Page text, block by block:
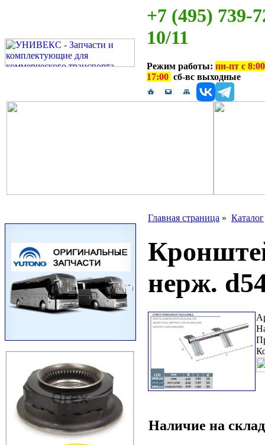
+7 (495) 739-
10/11
Режим работы: пн-пт с
17:00 сб-вс выходные
Главная страница » Каталог
нерж.
Наличие на